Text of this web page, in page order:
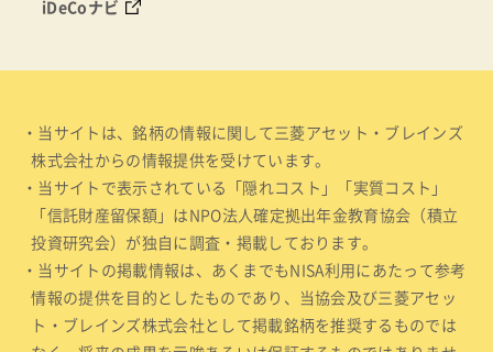
iDeCoナビ
・当サイトは、銘柄の情報に関して三菱アセット・ブレインズ
株式会社からの情報提供を受けています。
・当サイトで表示されている「隠れコスト」「実質コスト」
「信託財産留保額」はNPO法人確定拠出年金教育協会（積立
投資研究会）が独自に調査・掲載しております。
・当サイトの掲載情報は、あくまでもNISA利用にあたって参考
情報の提供を目的としたものであり、当協会及び三菱アセッ
ト・ブレインズ株式会社として掲載銘柄を推奨するものでは